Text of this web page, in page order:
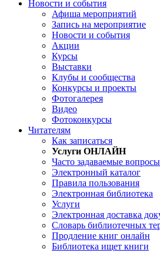
Новости и события
Афиша мероприятий
Запись на мероприятие
Новости и события
Акции
Курсы
Выставки
Клубы и сообщества
Конкурсы и проекты
Фотогалерея
Видео
Фотоконкурсы
Читателям
Как записаться
Услуги ОНЛАЙН
Часто задаваемые вопросы
Электронный каталог
Правила пользования
Электронная библиотека
Услуги
Электронная доставка
Словарь библиотечных
Продление книг онлайн
Библиотека ищет книги